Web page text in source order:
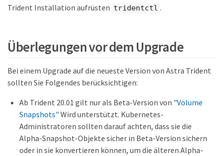
Trident Installation aufrüsten tridentctl .
Überlegungen vor dem Upgrade
Bei einem Upgrade auf die neueste Version von Astra Trident
sollten Sie Folgendes berücksichtigen:
Ab Trident 20.01 gilt nur als Beta-Version von "Volume
Snapshots" Wird unterstützt. Kubernetes-
Administratoren sollten darauf achten, dass sie die
Alpha-Snapshot-Objekte sicher in Beta-Version sichern
oder in sie konvertieren können, um die älteren Alpha-